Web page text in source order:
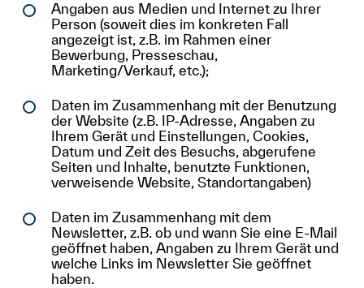
Angaben aus Medien und Internet zu Ihrer
Person (soweit dies im konkreten Fall
angezeigt ist, z.B. im Rahmen einer
Bewerbung, Presseschau,
Marketing/Verkauf, etc.);
Daten im Zusammenhang mit der Benutzung
der Website (z.B. IP-Adresse, Angaben zu
Ihrem Gerät und Einstellungen, Cookies,
Datum und Zeit des Besuchs, abgerufene
Seiten und Inhalte, benutzte Funktionen,
verweisende Website, Standortangaben)
Daten im Zusammenhang mit dem
Newsletter, z.B. ob und wann Sie eine E-Mail
geöffnet haben, Angaben zu Ihrem Gerät und
welche Links im Newsletter Sie geöffnet
haben.